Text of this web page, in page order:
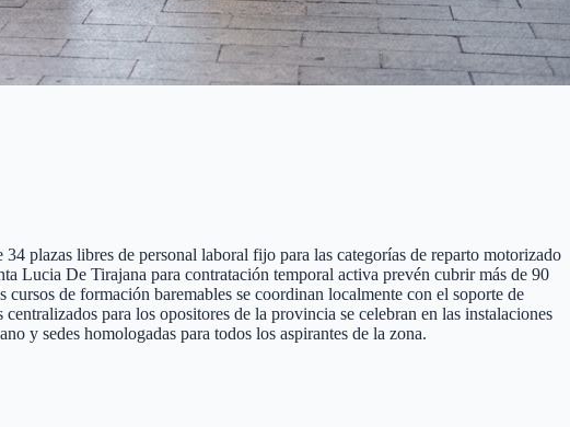
plazas libres de personal laboral fijo para las categorías de reparto motorizado
Lucia De Tirajana para contratación temporal activa prevén cubrir más de 90
de formación baremables se coordinan localmente con el soporte de
para los opositores de la provincia se celebran en las instalaciones
y sedes homologadas para todos los aspirantes de la zona.